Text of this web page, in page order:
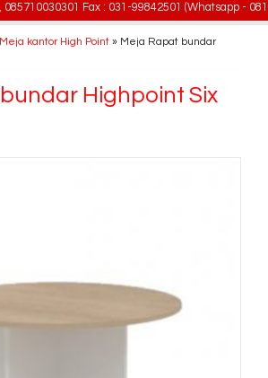
Fax : 031-99842501 (Whatsapp -
Meja kantor High Point » Meja Rapat bundar
Highpoint Six